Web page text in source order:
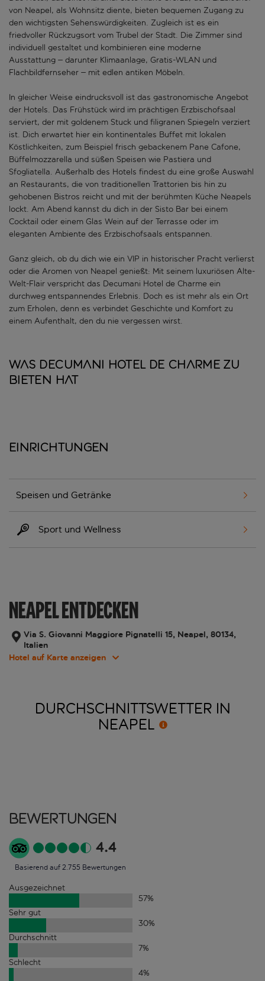
von Neapel, als Wohnsitz diente, bieten bequemen Zugang zu
den wichtigsten Sehenswürdigkeiten. Zugleich ist es ein
friedvoller Rückzugsort vom Trubel der Stadt. Die Zimmer sind
individuell gestaltet und kombinieren eine moderne
Ausstattung – darunter Klimaanlage, Gratis-WLAN und
Flachbildfernseher – mit edlen antiken Möbeln.
In gleicher Weise eindrucksvoll ist das gastronomische Angebot
der Hotels. Das Frühstück wird im prächtigen Erzbischofsaal
serviert, der mit goldenem Stuck und filigranen Spiegeln verziert
ist. Dich erwartet hier ein kontinentales Buffet mit lokalen
Köstlichkeiten, zum Beispiel frisch gebackenem Pane Cafone,
Büffelmozzarella und süßen Speisen wie Pastiera und
Sfogliatella. Außerhalb des Hotels findest du eine große Auswahl
an Restaurants, die von traditionellen Trattorien bis hin zu
gehobenen Bistros reicht und mit der berühmten Küche Neapels
lockt. Am Abend kannst du dich in der Sisto Bar bei einem
Cocktail oder einem Glas Wein auf der Terrasse oder im
eleganten Ambiente des Erzbischofsaals entspannen.
Ganz gleich, ob du dich wie ein VIP in historischer Pracht verlierst
oder die Aromen von Neapel genießt: Mit seinem luxuriösen Alte-
Welt-Flair verspricht das Decumani Hotel de Charme ein
durchweg entspannendes Erlebnis. Doch es ist mehr als ein Ort
zum Erholen, denn es verbindet Geschichte und Komfort zu
einem Aufenthalt, den du nie vergessen wirst.
Was Decumani Hotel de Charme zu
bieten hat
Einrichtungen
Speisen und Getränke
Sport und Wellness
NEAPEL ENTDECKEN
Via S. Giovanni Maggiore Pignatelli 15, Neapel, 80134,
Italien
Hotel auf Karte anzeigen
DURCHSCHNITTSWETTER IN
NEAPEL
Bewertungen
4.4
Basierend auf 2.755 Bewertungen
Ausgezeichnet
57%
Sehr gut
30%
Durchschnitt
7%
Schlecht
4%